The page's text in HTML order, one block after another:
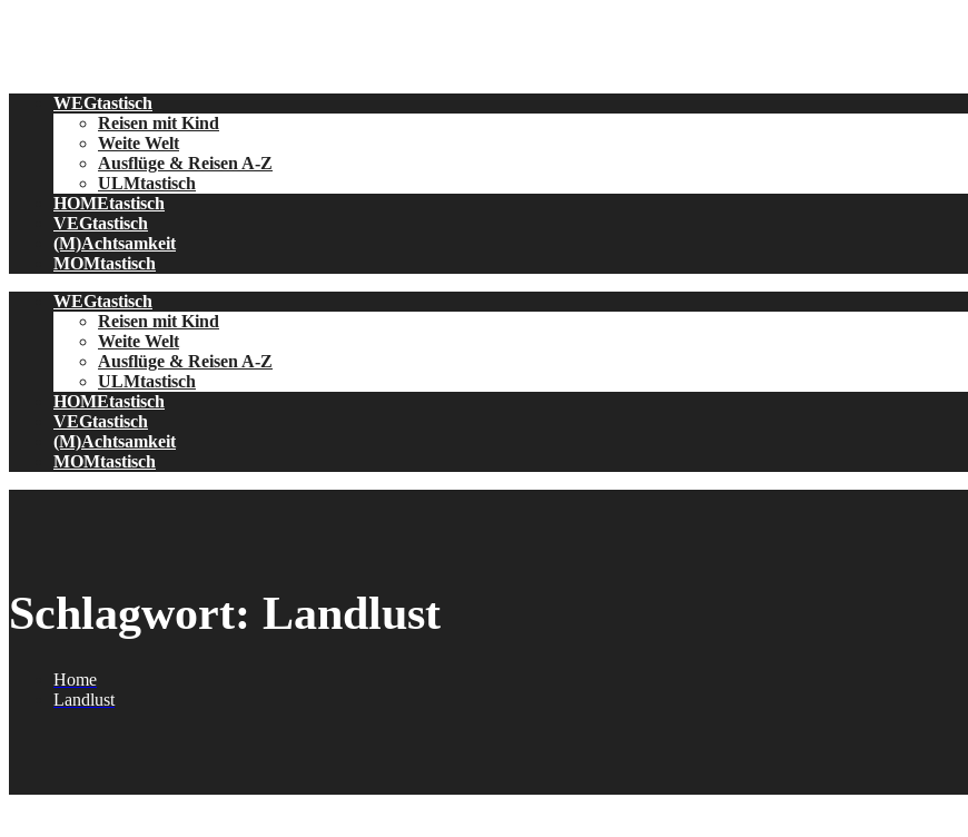
WEGtastisch
Reisen mit Kind
Weite Welt
Ausflüge & Reisen A-Z
ULMtastisch
HOMEtastisch
VEGtastisch
(M)Achtsamkeit
MOMtastisch
WEGtastisch
Reisen mit Kind
Weite Welt
Ausflüge & Reisen A-Z
ULMtastisch
HOMEtastisch
VEGtastisch
(M)Achtsamkeit
MOMtastisch
Schlagwort: Landlust
Home
Landlust